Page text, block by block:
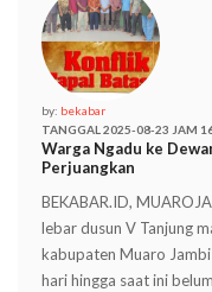
by: bekabar
TANGGAL 2025-08-23 JAM
Warga Ngadu ke
Perjuangkan
BEKABAR.ID,
lebar dusun V Tanjung
kabupaten Muaro
hari hingga saat ini